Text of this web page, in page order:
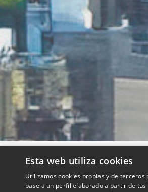
Esta web utiliza cookies
Utilizamos cookies propias y de
base a un perfil elaborado a partir de